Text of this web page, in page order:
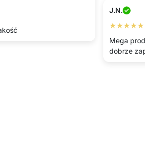
J.N.
★★★★★
Mega
dobrze